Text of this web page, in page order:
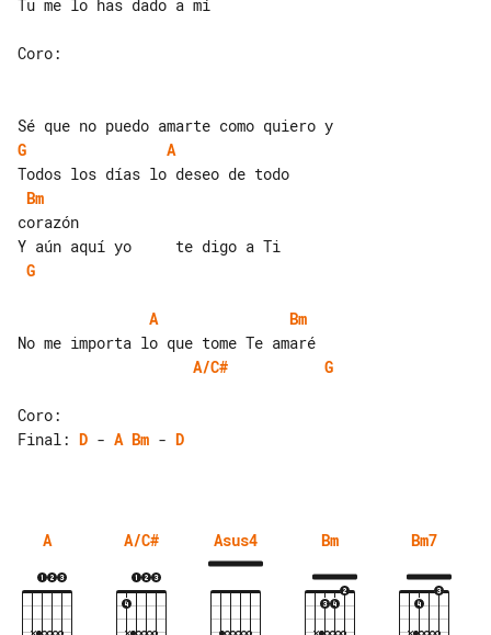
Tu me lo has dado a mí
Coro:
G
A
Bm
corazón
G
A
Bm
A/C#
G
Final: D - A Bm - D
A A/C# Asus4 Bm Bm7